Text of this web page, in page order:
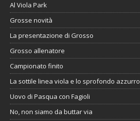
Al Viola Park
Grosse novità
La presentazione di Grosso
Grosso allenatore
Campionato finito
La sottile linea viola e lo sprofondo azzurro
Uovo di Pasqua con Fagioli
No, non siamo da buttar via